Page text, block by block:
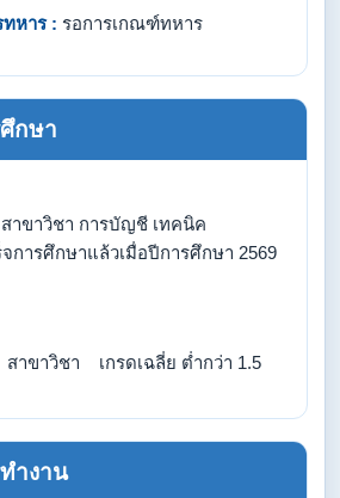
ทหาร : รอการเกณฑ์ทหาร
กษา
าขาวิชา การบัญชี เทคนิค
การศึกษาแล้วเมื่อปีการศึกษา 2569
าขาวิชา เกรดเฉลี่ย ต่ำกว่า 1.5
ำงาน